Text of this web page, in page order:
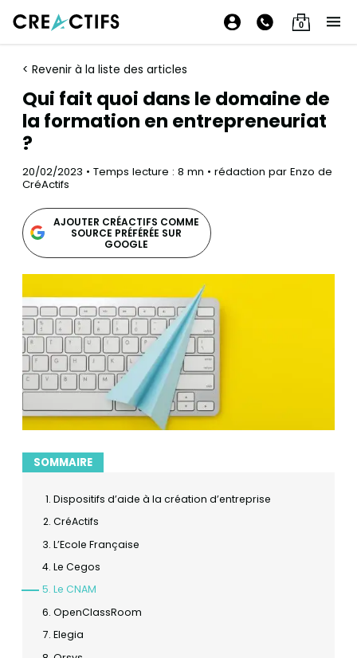
0
< Revenir à la liste des articles
Qui fait quoi dans le domaine de
la formation en entrepreneuriat
?
20/02/2023 • Temps lecture : 8 mn • rédaction par Enzo de
CréActifs
AJOUTER CRÉACTIFS COMME
SOURCE PRÉFÉRÉE SUR
GOOGLE
SOMMAIRE
Dispositifs d’aide à la création d’entreprise
CréActifs
L’Ecole Française
Le Cegos
Le CNAM
OpenClassRoom
Elegia